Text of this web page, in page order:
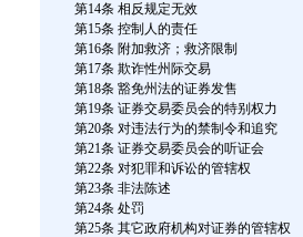
第14条 相反规定无效
第15条 控制人的责任
第16条 附加救济；救济限制
第17条 欺诈性州际交易
第18条 豁免州法的证券发售
第19条 证券交易委员会的特别权力
第20条 对违法行为的禁制令和追究
第21条 证券交易委员会的听证会
第22条 对犯罪和诉讼的管辖权
第23条 非法陈述
第24条 处罚
第25条 其它政府机构对证券的管辖权